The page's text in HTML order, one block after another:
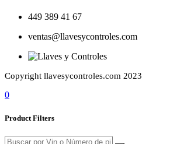
449 389 41 67
ventas@llavesycontroles.com
Copyright llavesycontroles.com 2023
0
Product Filters